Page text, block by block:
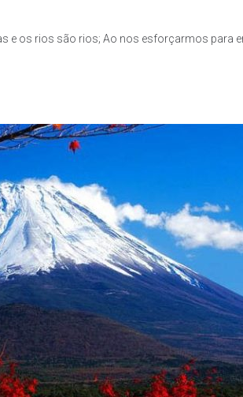
e os rios são rios; Ao nos esforçarmos para